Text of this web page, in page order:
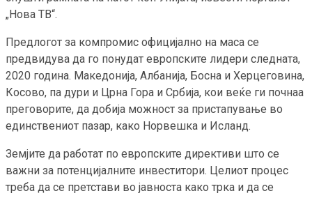
„Нова ТВ“.
Предлогот за компромис официјално на маса се
предвидува да го понудат европските лидери следната,
2020 година. Македонија, Албанија, Босна и Херцеговина,
Косово, па дури и Црна Гора и Србија, кои веќе ги почнаа
преговорите, да добија можност за пристапување во
единствениот пазар, како Норвешка и Исланд.
Земјите да работат по европските директиви што се
важни за потенцијалните инвеститори. Целиот процес
треба да се претстави во јавноста како трка и да се